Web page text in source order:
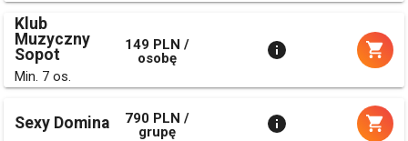
Klub
Muzyczny
Sopot
Min. 7 os.
149 PLN /
osobę
Sexy Domina
790 PLN /
grupę